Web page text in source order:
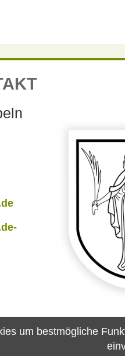
um bestmögliche